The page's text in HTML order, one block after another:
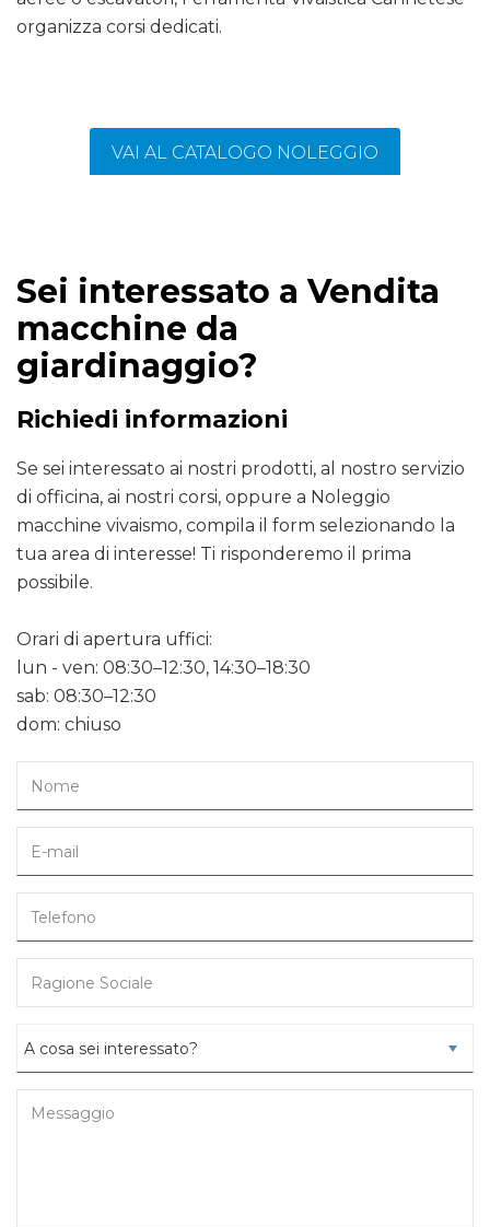
organizza corsi dedicati.
VAI AL CATALOGO NOLEGGIO
Sei interessato a Vendita
macchine da
giardinaggio?
Richiedi informazioni
Se sei interessato ai nostri prodotti, al nostro servizio
di officina, ai nostri corsi, oppure a Noleggio
macchine vivaismo, compila il form selezionando la
tua area di interesse! Ti risponderemo il prima
possibile.
Orari di apertura uffici:
lun - ven: 08:30–12:30, 14:30–18:30
sab: 08:30–12:30
dom: chiuso